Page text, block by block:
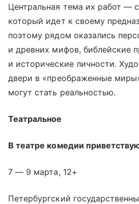
Центральная тема их работ —
который идет к своему
поэтому рядом оказались
и древних мифов, библейские
и исторические личности.
двери в «преображенные
могут стать реальностью.
Театральное
В театре комедии
7 — 9 марта, 12+
Петербургский